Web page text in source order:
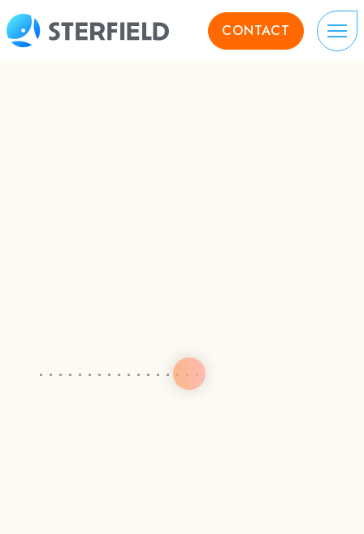
CONTACT